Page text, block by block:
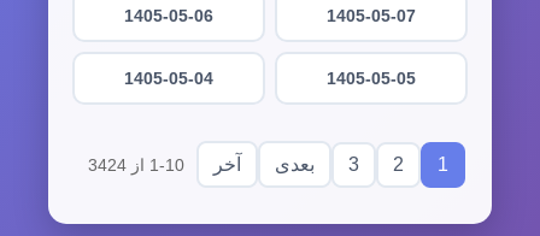
1405-05-07
1405-05-06
1405-05-05
1405-05-04
1
2
3 بعدی آخر 1-10 از 3424